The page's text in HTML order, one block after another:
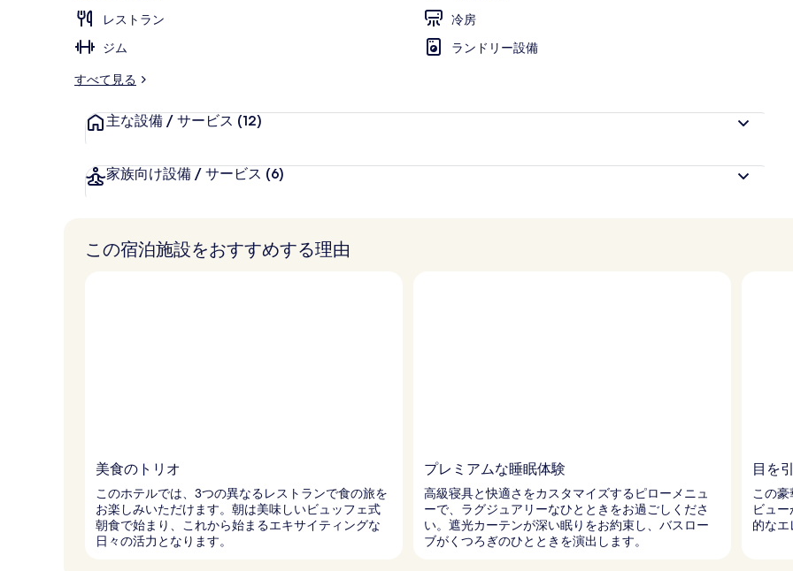
レストラン
冷房
ジム
ランドリー設備
すべて見る
主な設備 / サービス (12)
家族向け設備 / サービス (6)
この宿泊施設をおすすめする理由
美食のトリオ
このホテルでは、3つの異なるレストランで食の旅を
お楽しみいただけます。朝は美味しいビュッフェ式
朝食で始まり、これから始まるエキサイティングな
日々の活力となります。
プレミアムな睡眠体験
高級寝具と快適さをカスタマイズするピローメニュ
ーで、ラグジュアリーなひとときをお過ごしくださ
い。遮光カーテンが深い眠りをお約束し、バスロー
ブがくつろぎのひとときを演出します。
目を
この
ビュ
的な